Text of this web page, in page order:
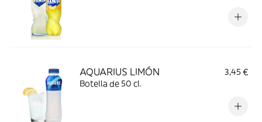
AQUARIUS LIMÓN
3,45 €
Botella de 50 cl.